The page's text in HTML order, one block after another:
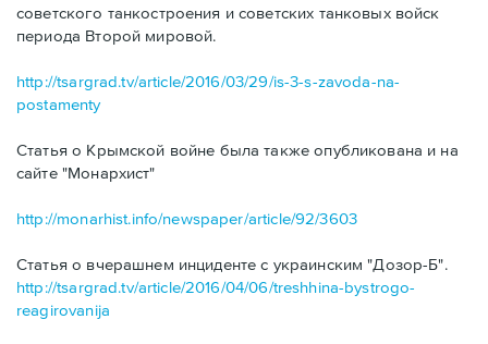
советского танкостроения и советских танковых войск
периода Второй мировой.
http://tsargrad.tv/article/2016/03/29/is-3-s-zavoda-na-
postamenty
Статья о Крымской войне была также опубликована и на
сайте "Монархист"
http://monarhist.info/newspaper/article/92/3603
Статья о вчерашнем инциденте с украинским "Дозор-Б".
http://tsargrad.tv/article/2016/04/06/treshhina-bystrogo-
reagirovanija